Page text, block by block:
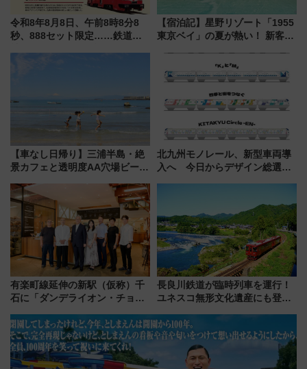
令和8年8月8日、午前8時8分8
秒、888セット限定……鉄道各
たち
【宿泊記】星野リゾート「1955
東京ベイ」の夏が熱い！ 新客室
メリカングルメ＆絶品スイーツ
を満喫（千葉県浦安市）
【車なし日帰り】三浦半島・絶
景カフェと透明度AA穴場ビーチ
用してストレスフリー旅へ行こ
う！
北九州モノレール、新型車両導
入へ 今日からデザイン総選挙
有楽町線延伸の新駅（仮称）千
石に「ダンデライオン・チョコ
1億円出資で挑む新時代のまちづ
くりとは？
長良川鉄道が臨時列車を運行！
ユネスコ無形文化遺産にも登録
に 乗車には予約が必要